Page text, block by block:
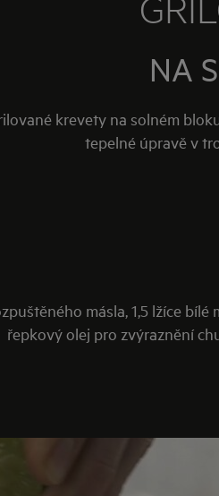
NA
krevety na solném
tepelné úpravě v
másla, 1,5 lžíce
řepkový olej pro zvýraznění